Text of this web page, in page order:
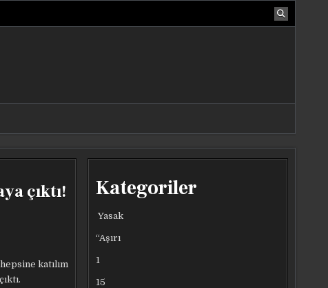
çıktı!
katılım
Kategoriler
Yasak
“Aşırı
1
15